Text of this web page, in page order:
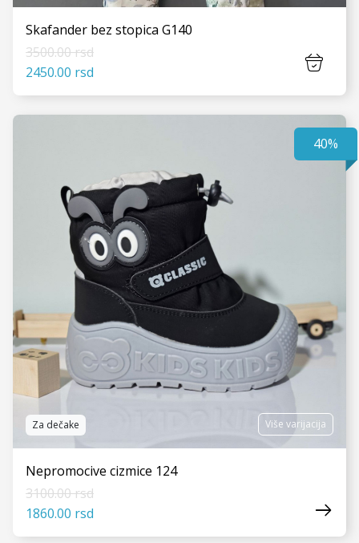
VIDI JOŠ
Skafander bez stopica G140
3500.00 rsd
2450.00 rsd
40%
Za dečake Više varijacija
Nepromocive cizmice 124
3100.00 rsd
1860.00 rsd